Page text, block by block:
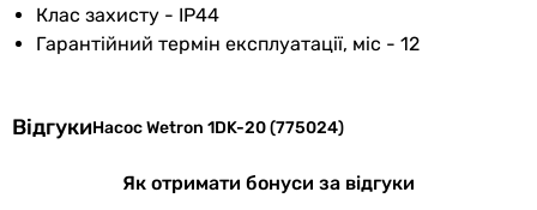
Гарантія
Побачили помилку в описі або характеристиках?
Клас захисту - IР44
Гарантійний термін експлуатації, міс - 12
ВідгукиНасос Wetron 1DK-20 (775024)
Як отримати бонуси за відгуки